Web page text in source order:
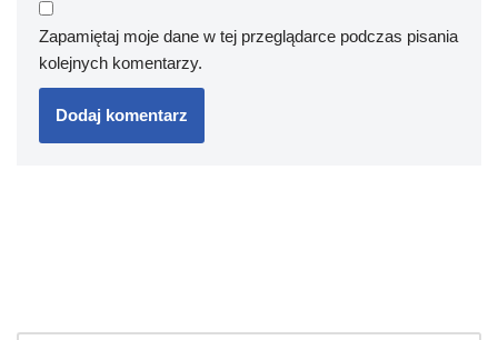
Zapamiętaj moje dane w tej przeglądarce podczas pisania
kolejnych komentarzy.